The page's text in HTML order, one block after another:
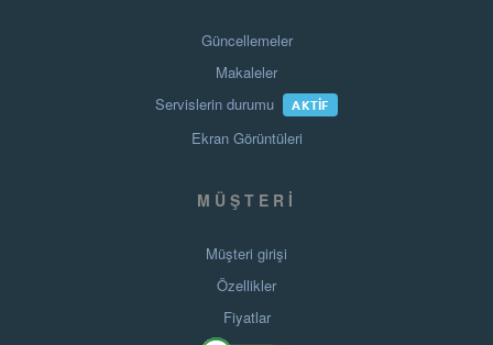
Güncellemeler
Makaleler
Servislerin durumu
AKTIF
Ekran Görüntüleri
MÜŞTERI
Müşteri girişi
Özellikler
Fiyatlar